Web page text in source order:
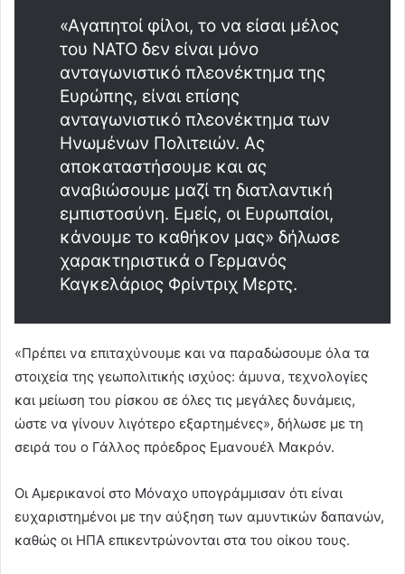
«Αγαπητοί φίλοι, το να είσαι μέλος
του ΝΑΤΟ δεν είναι μόνο
ανταγωνιστικό πλεονέκτημα της
Ευρώπης, είναι επίσης
ανταγωνιστικό πλεονέκτημα των
Ηνωμένων Πολιτειών. Ας
αποκαταστήσουμε και ας
αναβιώσουμε μαζί τη διατλαντική
εμπιστοσύνη. Εμείς, οι Ευρωπαίοι,
κάνουμε το καθήκον μας» δήλωσε
χαρακτηριστικά ο Γερμανός
Καγκελάριος Φρίντριχ Μερτς.
«Πρέπει να επιταχύνουμε και να παραδώσουμε όλα τα
στοιχεία της γεωπολιτικής ισχύος: άμυνα, τεχνολογίες
και μείωση του ρίσκου σε όλες τις μεγάλες δυνάμεις,
ώστε να γίνουν λιγότερο εξαρτημένες», δήλωσε με τη
σειρά του ο Γάλλος πρόεδρος Εμανουέλ Μακρόν.
Οι Αμερικανοί στο Μόναχο υπογράμμισαν ότι είναι
ευχαριστημένοι με την αύξηση των αμυντικών δαπανών,
καθώς οι ΗΠΑ επικεντρώνονται στα του οίκου τους.